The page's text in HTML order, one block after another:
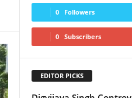
0 Followers
0 Subscribers
EDITOR PICKS